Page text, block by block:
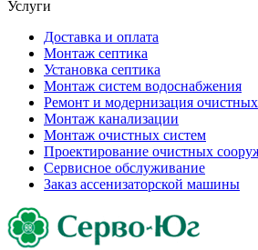
Услуги
Доставка и оплата
Монтаж септика
Установка септика
Монтаж систем водоснабжения
Ремонт и модернизация
Монтаж канализации
Монтаж очистных систем
Проектирование очистных
Сервисное обслуживание
Заказ ассенизаторской машины